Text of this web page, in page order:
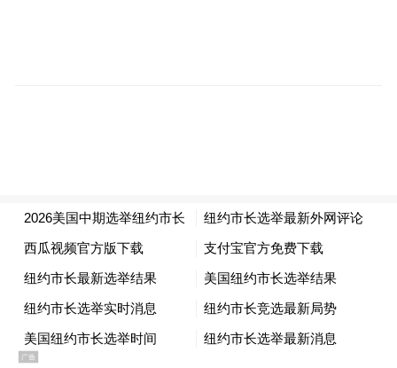
“特别声明：以上作品内容(包括在内的视频、图片或音
频)为凤凰网旗下自媒体平台“大风号”用户上传并发
Notice: The content above (including the videos,
pictures and audios if any) is uploaded and posted
by the user of Dafeng Hao, which is a social media